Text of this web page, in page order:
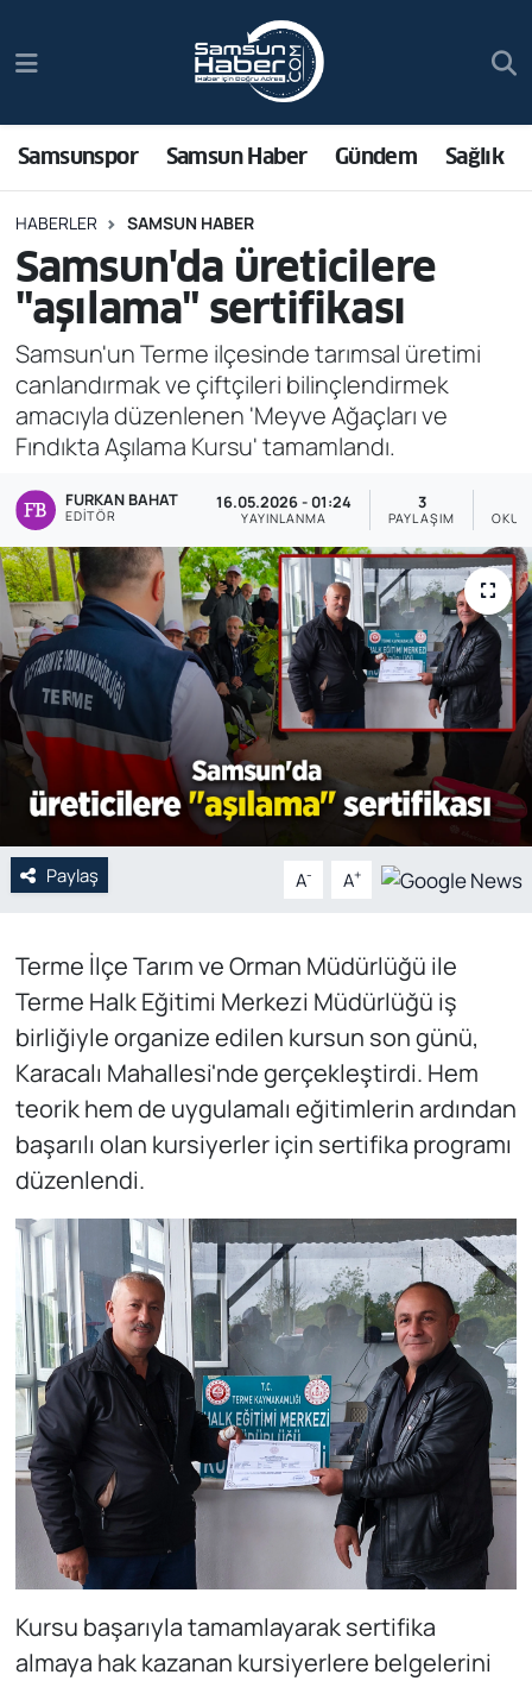
Samsunspor Samsun Haber Gündem Sağlık
HABERLER SAMSUN HABER
Samsun'da üreticilere
"aşılama" sertifikası
Samsun'un Terme ilçesinde tarımsal üretimi
canlandırmak ve çiftçileri bilinçlendirmek
amacıyla düzenlenen 'Meyve Ağaçları ve
Fındıkta Aşılama Kursu' tamamlandı.
FURKAN BAHAT
EDITÖR
16.05.2026 - 01:24
YAYINLANMA
3
PAYLAŞIM
Paylaş A- A+
Terme İlçe Tarım ve Orman Müdürlüğü ile
Terme Halk Eğitimi Merkezi Müdürlüğü iş
birliğiyle organize edilen kursun son günü,
Karacalı Mahallesi'nde gerçekleştirdi. Hem
teorik hem de uygulamalı eğitimlerin ardından
başarılı olan kursiyerler için sertifika programı
düzenlendi.
Kursu başarıyla tamamlayarak sertifika
almaya hak kazanan kursiyerlere belgelerini
Samsun Haber
Sağlık
Asayiş
Bilim ve Teknoloji
Bölge
Dünya
Ekonomi
Genel
Gündem
Özel Haber
POLİTİKA
Siyaset
Spor
Yerel
Trafik Durumu
Süper Lig Puan Durumu ve Fikstür
Tüm Manşetler
Son Dakika Haberleri
Haber Arşivi